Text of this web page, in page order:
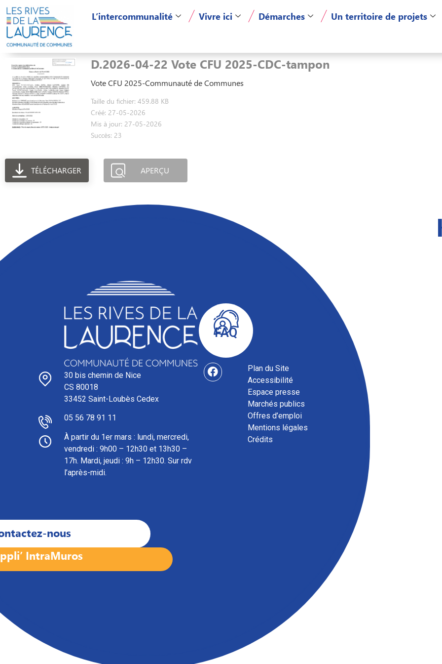
L’intercommunalité Vivre ici Démarches Un territoire de projets
D.2026-04-22 Vote CFU 2025-CDC-tampon
Vote CFU 2025-Communauté de Communes
Taille du fichier: 459.88 KB
Créé: 27-05-2026
Mis à jour: 27-05-2026
Succès: 23
TÉLÉCHARGER APERÇU
30 bis chemin de Nice
CS 80018
33452 Saint-Loubès Cedex
05 56 78 91 11
À partir du 1er mars : lundi, mercredi,
vendredi : 9h00 – 12h30 et 13h30 –
17h. Mardi, jeudi : 9h – 12h30. Sur rdv
l’après-midi.
FAQ
Plan du Site
Accessibilité
Espace presse
Marchés publics
Offres d’emploi
Mentions légales
Crédits
nous
IntraMuros